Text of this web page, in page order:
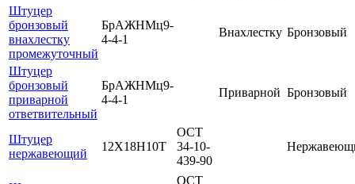
Штуцер
бронзовый
внахлестку
промежуточный
БрАЖНМц9-
4-4-1
Внахлестку Бронзовый
Штуцер
бронзовый
приварной
ответвительный
БрАЖНМц9-
4-4-1
Приварной Бронзовый
Штуцер
нержавеющий
12Х18Н10Т
ОСТ
34-10-
439-90
ОСТ